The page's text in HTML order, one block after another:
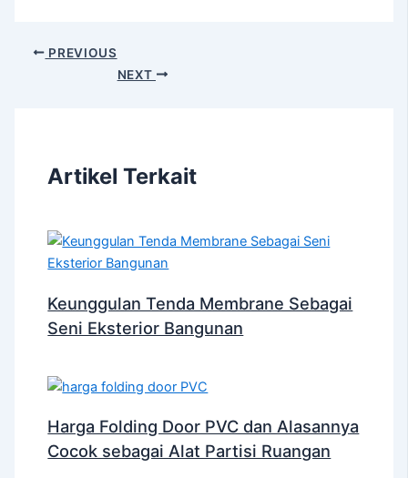
PREVIOUS
NEXT
Artikel Terkait
Keunggulan Tenda Membrane Sebagai
Seni Eksterior Bangunan
Harga Folding Door PVC dan Alasannya
Cocok sebagai Alat Partisi Ruangan